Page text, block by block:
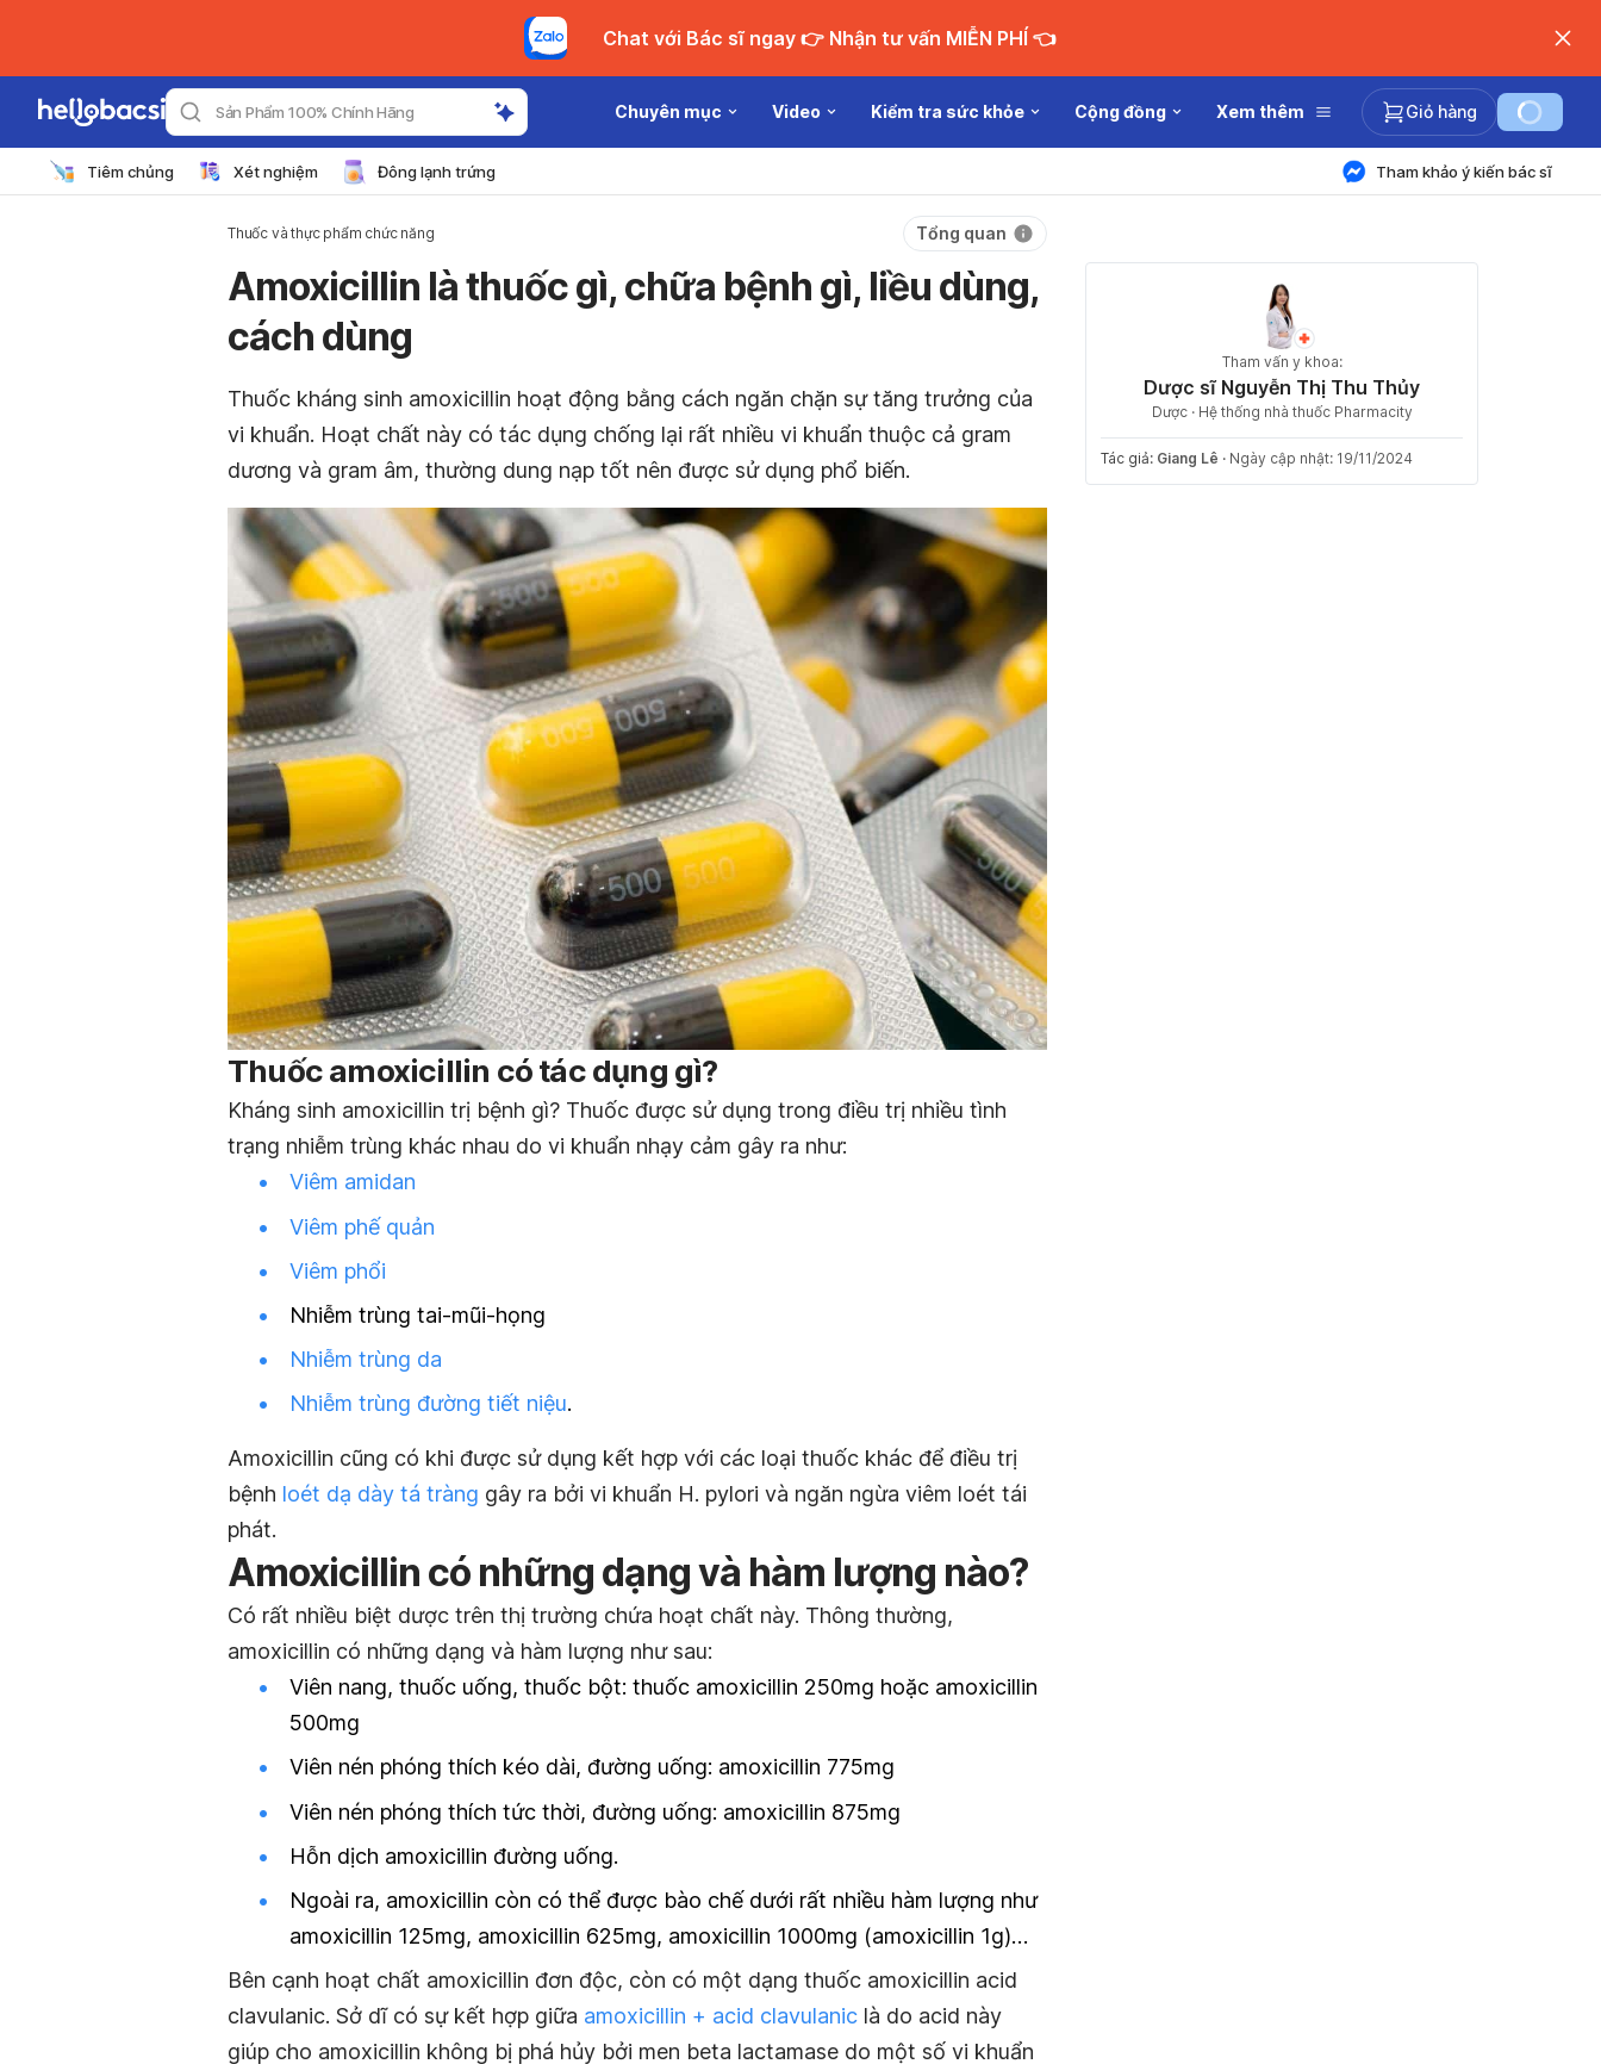
Chat với Bác sĩ ngay 👉 Nhận tư vấn MIỄN PHÍ 👈
Sản Phẩm 100% Chính Hãng Chuyên mục Video Kiểm tra sức khỏe Cộng đồng Xem thêm Giỏ hàng
Tiêm chủng Xét nghiệm Đông lạnh trứng Tham khảo ý kiến bác sĩ
Thuốc và thực phẩm chức năng Tổng quan
Amoxicillin là thuốc gì, chữa bệnh gì, liều dùng,
cách dùng
Thuốc kháng sinh amoxicillin hoạt động bằng cách ngăn chặn sự tăng trưởng của
vi khuẩn. Hoạt chất này có tác dụng chống lại rất nhiều vi khuẩn thuộc cả gram
dương và gram âm, thường dung nạp tốt nên được sử dụng phổ biến.
Thuốc amoxicillin có tác dụng gì?
Kháng sinh amoxicillin trị bệnh gì? Thuốc được sử dụng trong điều trị nhiều tình
trạng nhiễm trùng khác nhau do vi khuẩn nhạy cảm gây ra như:
Viêm amidan
Viêm phế quản
Viêm phổi
Nhiễm trùng tai-mũi-họng
Nhiễm trùng da
Nhiễm trùng đường tiết niệu.
Amoxicillin cũng có khi được sử dụng kết hợp với các loại thuốc khác để điều trị
bệnh loét dạ dày tá tràng gây ra bởi vi khuẩn H. pylori và ngăn ngừa viêm loét tái
phát.
Amoxicillin có những dạng và hàm lượng nào?
Có rất nhiều biệt dược trên thị trường chứa hoạt chất này. Thông thường,
amoxicillin có những dạng và hàm lượng như sau:
Viên nang, thuốc uống, thuốc bột: thuốc amoxicillin 250mg hoặc amoxicillin
500mg
Viên nén phóng thích kéo dài, đường uống: amoxicillin 775mg
Viên nén phóng thích tức thời, đường uống: amoxicillin 875mg
Hỗn dịch amoxicillin đường uống.
Ngoài ra, amoxicillin còn có thể được bào chế dưới rất nhiều hàm lượng như
amoxicillin 125mg, amoxicillin 625mg, amoxicillin 1000mg (amoxicillin 1g)…
Bên cạnh hoạt chất amoxicillin đơn độc, còn có một dạng thuốc amoxicillin acid
clavulanic. Sở dĩ có sự kết hợp giữa amoxicillin + acid clavulanic là do acid này
giúp cho amoxicillin không bị phá hủy bởi men beta lactamase do một số vi khuẩn
Tham vấn y khoa:
Dược sĩ Nguyễn Thị Thu Thủy
Dược · Hệ thống nhà thuốc Pharmacity
Tác giả: Giang Lê · Ngày cập nhật: 19/11/2024